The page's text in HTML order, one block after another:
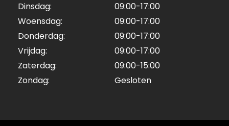
Dinsdag:
09:00-17:00
Woensdag:
09:00-17:00
Donderdag:
09:00-17:00
Vrijdag:
09:00-17:00
Zaterdag:
09:00-15:00
Zondag:
Gesloten